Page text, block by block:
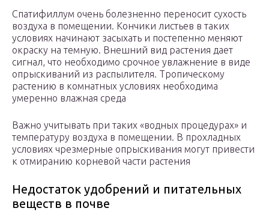
Спатифиллум очень болезненно переносит сухость
воздуха в помещении. Кончики листьев в таких
условиях начинают засыхать и постепенно меняют
окраску на темную. Внешний вид растения дает
сигнал, что необходимо срочное увлажнение в виде
опрыскиваний из распылителя. Тропическому
растению в комнатных условиях необходима
умеренно влажная среда
Важно учитывать при таких «водных процедурах» и
температуру воздуха в помещении. В прохладных
условиях чрезмерные опрыскивания могут привести
к отмиранию корневой части растения
Недостаток удобрений и питательных
веществ в почве